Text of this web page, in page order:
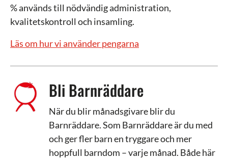
% används till nödvändig administration,
kvalitetskontroll och insamling.
Läs om hur vi använder pengarna
Bli Barnräddare
När du blir månadsgivare blir du
Barnräddare. Som Barnräddare är du med
och ger fler barn en tryggare och mer
hoppfull barndom – varje månad. Både här